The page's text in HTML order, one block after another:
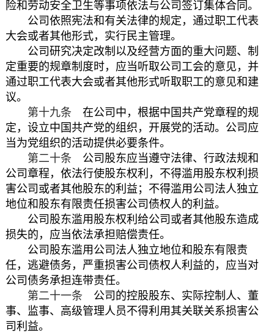
险和劳动安全卫生等事项依法与公司签订集体合同。
公司依照宪法和有关法律的规定，通过职工代表
大会或者其他形式，实行民主管理。
公司研究决定改制以及经营方面的重大问题、制
定重要的规章制度时，应当听取公司工会的意见，并
通过职工代表大会或者其他形式听取职工的意见和建
议。
第十九条 在公司中，根据中国共产党章程的规
定，设立中国共产党的组织，开展党的活动。公司应
当为党组织的活动提供必要条件。
第二十条 公司股东应当遵守法律、行政法规和
公司章程，依法行使股东权利，不得滥用股东权利损
害公司或者其他股东的利益；不得滥用公司法人独立
地位和股东有限责任损害公司债权人的利益。
公司股东滥用股东权利给公司或者其他股东造成
损失的，应当依法承担赔偿责任。
公司股东滥用公司法人独立地位和股东有限责
任，逃避债务，严重损害公司债权人利益的，应当对
公司债务承担连带责任。
第二十一条 公司的控股股东、实际控制人、董
事、监事、高级管理人员不得利用其关联关系损害公
司利益。